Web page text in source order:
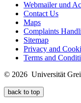
Webmailer und
Contact Us
Maps
Complaints
Sitemap
Privacy and
Terms and
© 2026 Universität
back to top